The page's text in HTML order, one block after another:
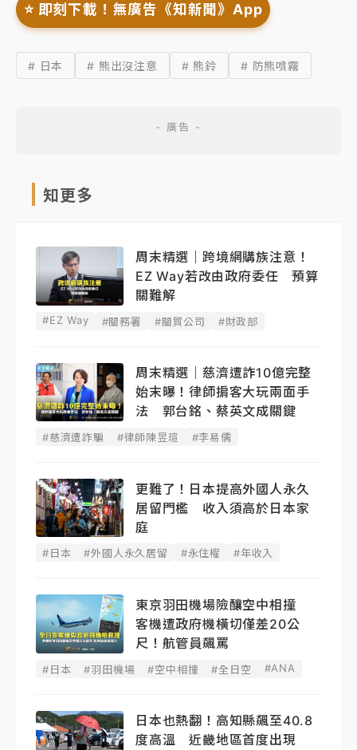
⭐️ 即刻下載！無廣告《知新聞》App
# 日本 # 熊出沒注意 # 熊鈴 # 防熊噴霧
知更多
周末精選｜跨境網購族注意！
EZ Way若改由政府委任 預算
關難解
#EZ Way #關務署 #關貿公司 #財政部
周末精選｜慈濟遭詐10億完整
始末曝！律師掮客大玩兩面手
法 郭台銘、蔡英文成關鍵
#慈濟遭詐騙 #律師陳昱瑄 #李易儒
更難了！日本提高外國人永久
居留門檻 收入須高於日本家
庭
#日本 #外國人永久居留 #永住權 #年收入
東京羽田機場險釀空中相撞
客機遭政府機橫切僅差20公
尺！航管員飆罵
#日本 #羽田機場 #空中相撞 #全日空 #ANA
日本也熱翻！高知縣飆至40.8
度高溫 近畿地區首度出現